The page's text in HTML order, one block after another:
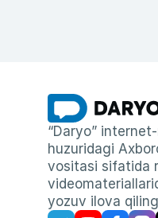
“Daryo”
huzuridagi
vositasi sifatida
yozuv ilova